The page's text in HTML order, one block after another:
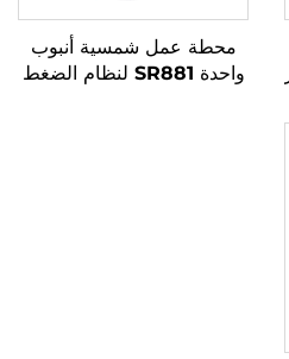
محطة عمل شمسية أنبوب
واحدة SR881 لنظام الضغط